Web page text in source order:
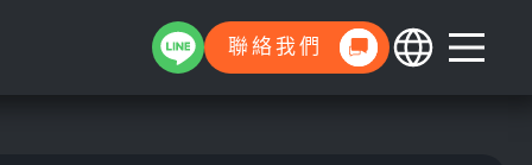
聯絡我們